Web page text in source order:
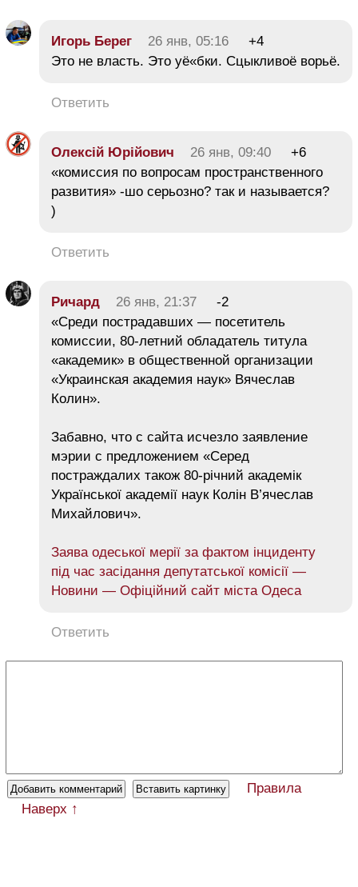
Игорь Берег 26 янв, 05:16
+4
Это не власть. Это уё«бки. Сцыкливоё ворьё.
Ответить
Олексій Юрійович 26 янв, 09:40
+6
«комиссия по вопросам пространственного
развития» -шо серьозно? так и называется?
)
Ответить
Ричард 26 янв, 21:37
-2
«Среди пострадавших — посетитель
комиссии, 80-летний обладатель титула
«академик» в общественной организации
«Украинская академия наук» Вячеслав
Колин».
Забавно, что с сайта исчезло заявление
мэрии с предложением «Серед
постраждалих також 80-річний академік
Української академії наук Колін В’ячеслав
Михайлович».
Заява одеської мерії за фактом інциденту
під час засідання депутатської комісії —
Новини — Офіційний сайт міста Одеса
Ответить
Правила
Наверх ↑